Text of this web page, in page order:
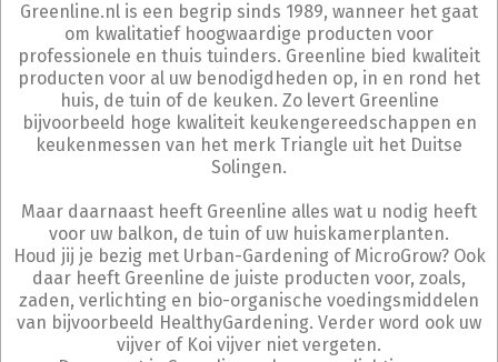
Menu
Greenline.nl is een begrip sinds 1989, wanneer het gaat
om kwalitatief hoogwaardige producten voor
professionele en thuis tuinders. Greenline bied kwaliteit
producten voor al uw benodigdheden op, in en rond het
huis, de tuin of de keuken. Zo levert Greenline
bijvoorbeeld hoge kwaliteit keukengereedschappen en
keukenmessen van het merk Triangle uit het Duitse
Solingen.
Maar daarnaast heeft Greenline alles wat u nodig heeft
voor uw balkon, de tuin of uw huiskamerplanten.
Houd jij je bezig met Urban-Gardening of MicroGrow? Ook
daar heeft Greenline de juiste producten voor, zoals,
zaden, verlichting en bio-organische voedingsmiddelen
van bijvoorbeeld HealthyGardening. Verder word ook uw
vijver of Koi vijver niet vergeten.